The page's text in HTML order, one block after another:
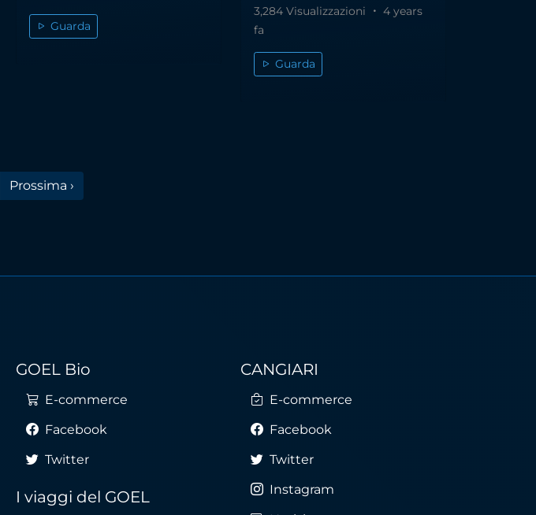
Guarda
3,284 Visualizzazioni
4 years
fa
Guarda
Pagina successiva
Prossima ›
GOEL Bio
E-commerce
Facebook
Twitter
I viaggi del GOEL
CANGIARI
E-commerce
Facebook
Twitter
Instagram